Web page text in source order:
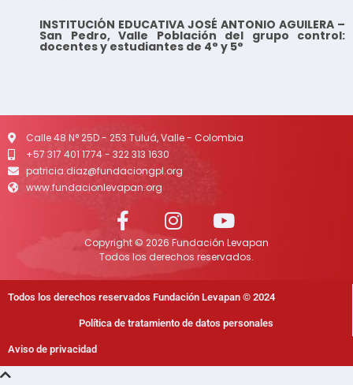
INSTITUCIÓN EDUCATIVA JOSÉ ANTONIO AGUILERA –
San Pedro, Valle Población del grupo control:
docentes y estudiantes de 4° y 5°
Calle 48 N° 25D - 253 Tuluá, Valle - Colombia
+57 317 401 1774 - 322 313 1630
patricia.diaz@fundaciongpl.org
www.fundacionlevapan.org
Copyright © 2026 Fundación Levapan
Todos los derechos reservados.
Todos los derechos reservados Fundación Levapan © 2024
Política de tratamiento de datos personales
Aviso de privacidad